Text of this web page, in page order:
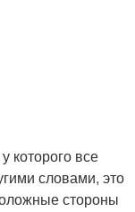
которого все
словами, это
стороны